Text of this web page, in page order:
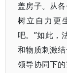
盖房子。从
树立自力更
吧。”如此，
和物质刺激
领导协同下